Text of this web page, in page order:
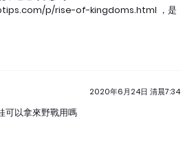
p/rise-of-kingdoms.html ，是
2020年6月24日 清晨7:34
可以拿來野戰用嗎